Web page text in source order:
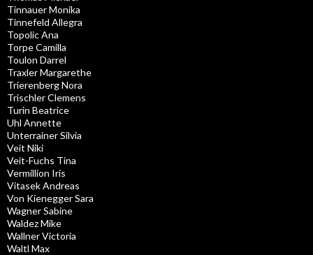
Tinnauer Monika
Tinnefeld Allegra
Topolic Ana
Torpe Camilla
Toulon Darrel
Traxler Margarethe
Trierenberg Nora
Trischler Clemens
Turin Beatrice
Uhl Annette
Unterrainer Silvia
Veit Niki
Veit-Fuchs Tina
Vermillion Iris
Vitasek Andreas
Von Kienegger Sara
Wagner Sabine
Waldez Mike
Wallner Victoria
Waltl Max